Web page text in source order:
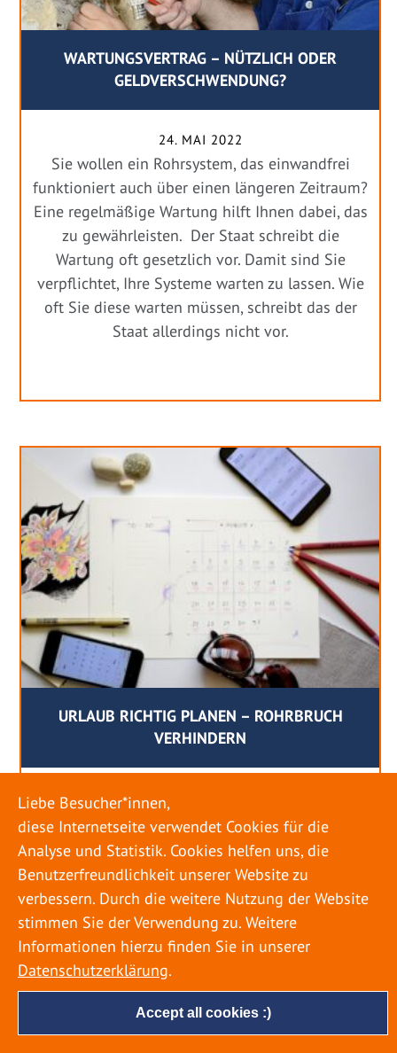
WARTUNGSVERTRAG – NÜTZLICH ODER
GELDVERSCHWENDUNG?
24. MAI 2022
Sie wollen ein Rohrsystem, das einwandfrei
funktioniert auch über einen längeren Zeitraum?
Eine regelmäßige Wartung hilft Ihnen dabei, das
zu gewährleisten. Der Staat schreibt die
Wartung oft gesetzlich vor. Damit sind Sie
verpflichtet, Ihre Systeme warten zu lassen. Wie
oft Sie diese warten müssen, schreibt das der
Staat allerdings nicht vor.
URLAUB RICHTIG PLANEN – ROHRBRUCH
VERHINDERN
18. MAI 2022
Egal ob Sommer oder Winter: Alle Menschen
genießen ihren Urlaub. Dabei zieht es die Einen
weiter weg, die Anderen bleiben dann doch
lieber in der Heimat. Wenn Sie für eine längere
Zeit wegfahren möchten, gibt es einige Dinge zu
beachten, damit nicht anschließend eine böse
Überraschung auf Sie wartet. Um einen
möglichst entspannten Urlaub zu […]
Accept all cookies :)
Liebe Besucher*innen,
diese Internetseite verwendet Cookies für die
Analyse und Statistik. Cookies helfen uns, die
Benutzerfreundlichkeit unserer Website zu
verbessern. Durch die weitere Nutzung der Website
stimmen Sie der Verwendung zu. Weitere
Informationen hierzu finden Sie in unserer
Datenschutzerklärung.